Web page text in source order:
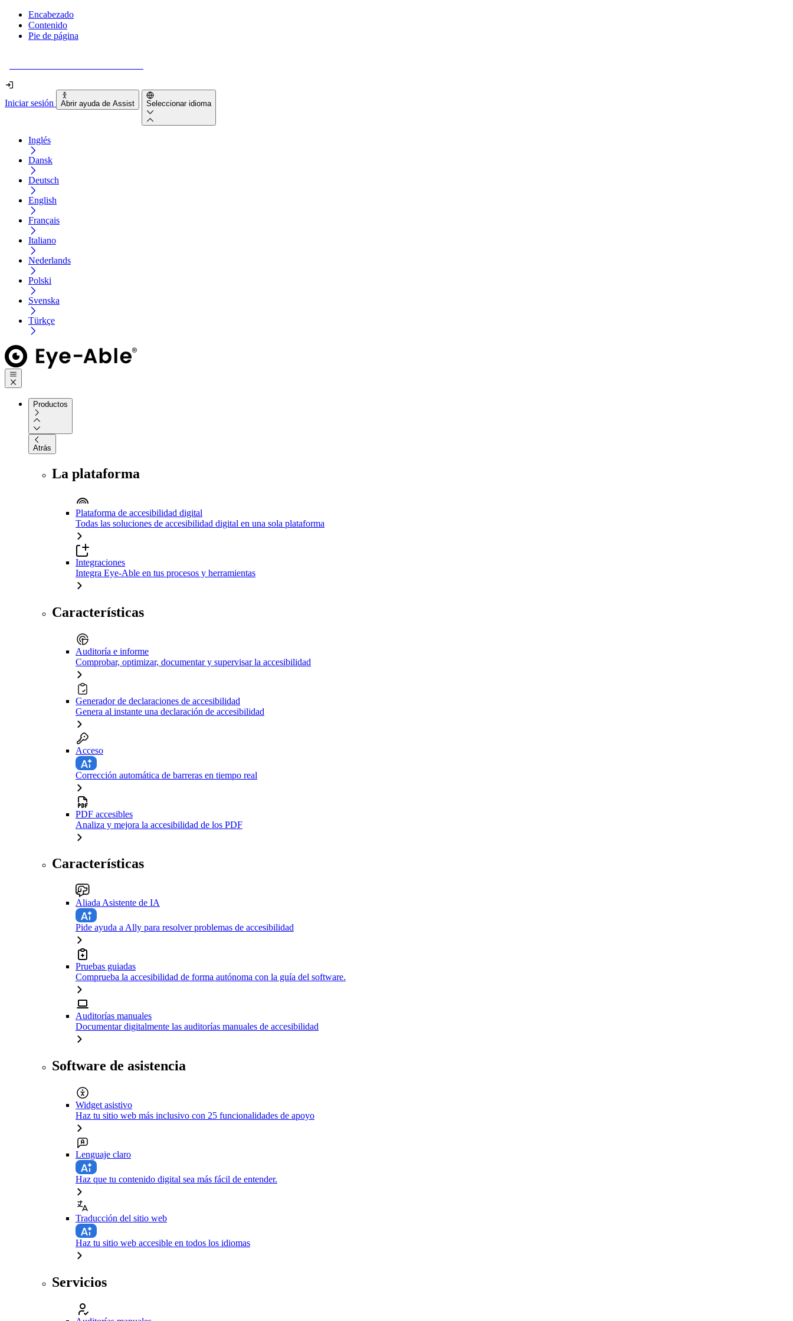
Encabezado
Contenido
Pie de página
Iniciar sesión Abrir ayuda de Assist Seleccionar idioma
Inglés
Dansk
Deutsch
English
Français
Italiano
Nederlands
Polski
Svenska
Türkçe
Productos
Atrás
La plataforma
Plataforma de accesibilidad digital
Todas las soluciones de accesibilidad digital en una sola plataforma
Integraciones
Integra Eye-Able en tus procesos y herramientas
Características
Auditoría e informe
Comprobar, optimizar, documentar y supervisar la accesibilidad
Generador de declaraciones de accesibilidad
Genera al instante una declaración de accesibilidad
Acceso
Corrección automática de barreras en tiempo real
PDF accesibles
Analiza y mejora la accesibilidad de los PDF
Características
Aliada Asistente de IA
Pide ayuda a Ally para resolver problemas de accesibilidad
Pruebas guiadas
Comprueba la accesibilidad de forma autónoma con la guía del software.
Auditorías manuales
Documentar digitalmente las auditorías manuales de accesibilidad
Software de asistencia
Widget asistivo
Haz tu sitio web más inclusivo con 25 funcionalidades de apoyo
Lenguaje claro
Haz que tu contenido digital sea más fácil de entender.
Traducción del sitio web
Haz tu sitio web accesible en todos los idiomas
Servicios